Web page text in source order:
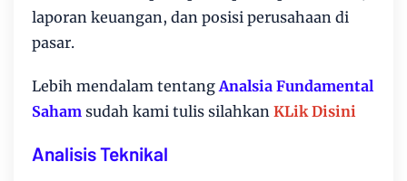
laporan keuangan, dan posisi perusahaan di
pasar.
Lebih mendalam tentangAnalsia Fundamental
Saham sudah kami tulis silahkan KLik Disini
Analisis Teknikal